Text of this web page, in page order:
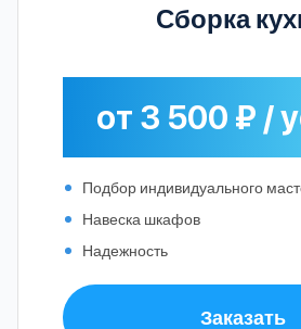
Сборка
от 3 500 ₽ /
Подбор индивидуального
Навеска шкафов
Надежность
Заказать